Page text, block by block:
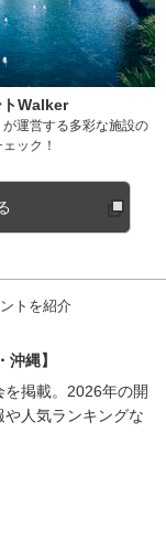
Walker
運営する多彩な施設の
ック！
トを紹介
縄】
掲載。2026年の開
人気ランキングな